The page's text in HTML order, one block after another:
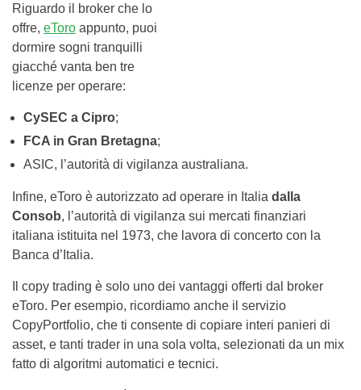
Riguardo il broker che lo
offre, eToro appunto, puoi
dormire sogni tranquilli
giacché vanta ben tre
licenze per operare:
CySEC a Cipro;
FCA in Gran Bretagna;
ASIC, l’autorità di vigilanza australiana.
Infine, eToro è autorizzato ad operare in Italia dalla
Consob, l’autorità di vigilanza sui mercati finanziari
italiana istituita nel 1973, che lavora di concerto con la
Banca d’Italia.
Il copy trading è solo uno dei vantaggi offerti dal broker
eToro. Per esempio, ricordiamo anche il servizio
CopyPortfolio, che ti consente di copiare interi panieri di
asset, e tanti trader in una sola volta, selezionati da un mix
fatto di algoritmi automatici e tecnici.